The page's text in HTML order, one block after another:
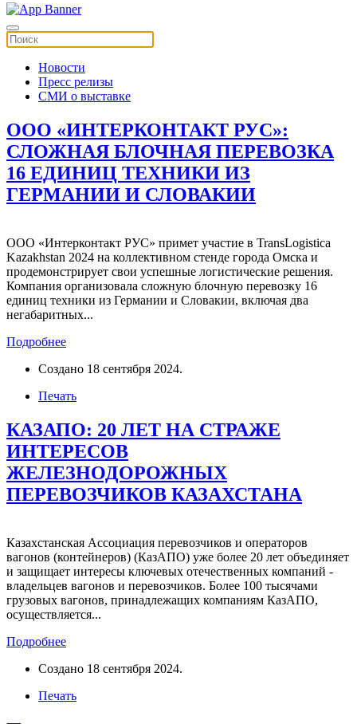
Новости
Пресс релизы
СМИ о выставке
ООО «ИНТЕРКОНТАКТ РУС»:
СЛОЖНАЯ БЛОЧНАЯ ПЕРЕВОЗКА
16 ЕДИНИЦ ТЕХНИКИ ИЗ
ГЕРМАНИИ И СЛОВАКИИ
ООО «Интерконтакт РУС» примет участие в TransLogistica
Kazakhstan 2024 на коллективном стенде города Омска и
продемонстрирует свои успешные логистические решения.
Компания организовала сложную блочную перевозку 16
единиц техники из Германии и Словакии, включая два
негабаритных...
Подробнее
Создано 18 сентября 2024.
Печать
КАЗАПО: 20 ЛЕТ НА СТРАЖЕ
ИНТЕРЕСОВ
ЖЕЛЕЗНОДОРОЖНЫХ
ПЕРЕВОЗЧИКОВ КАЗАХСТАНА
Казахстанская Ассоциация перевозчиков и операторов
вагонов (контейнеров) (КазАПО) уже более 20 лет объединяет
и защищает интересы ключевых отечественных компаний -
владельцев вагонов и перевозчиков. Более 100 тысячами
грузовых вагонов, принадлежащих компаниям КазАПО,
осуществляется...
Подробнее
Создано 18 сентября 2024.
Печать